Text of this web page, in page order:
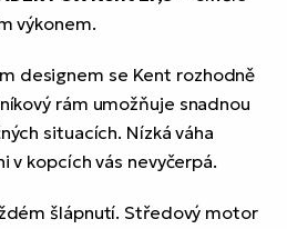
výkonem.
designem se Kent rozhodně
rám umožňuje snadnou
situacích. Nízká váha
v kopcích vás nevyčerpá.
šlápnutí. Středový motor